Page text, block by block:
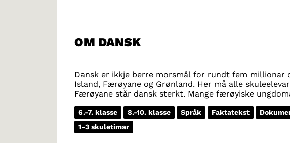
OM DANSK
Dansk er ikkje berre morsmål for rundt fem millionar
Island, Færøyane og Grønland. Her må alle
Færøyane står dansk sterkt. Mange færøyiske
morsmål.
6.-7. klasse 8.-10. klasse Språk Faktatekst
1-3 skuletimar